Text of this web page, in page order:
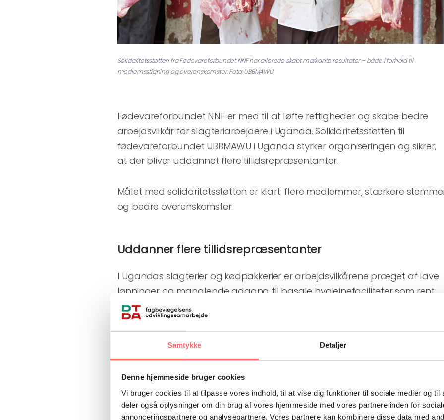
Samtykke Detaljer
Denne hjemmeside bruger cookies
Vi bruger cookies til at tilpasse vores indhold, til at vise dig funktioner til sociale medier og til
deler også oplysninger om din brug af vores hjemmeside med vores partnere inden for
annonceringspartnere og analysepartnere. Vores partnere kan kombinere disse data med
Solidaritetsstøtten fra Fødevareforbundet NNF har allerede skabt markante resultater – både i forhold til
medlemsstigning og overenskomster. Foto: UBBMAWU
Fødevareforbundet NNF er med til at løfte rettigheder og skabe bedre
arbejdsvilkår for slagteriarbejdere i Uganda. Solidaritetsstøtten til
fødevareforbundet UBBMAWU i Uganda styrker organiseringen og sikrer,
at der bliver uddannet flere tillidsrepræsentanter.
Målet med solidaritetsstøtten er klart: flere medlemmer, stærkere
og bedre overenskomster.
Uddanner flere tillidsrepræsentanter
I Ugandas slagterier og kødpakkerier er arbejdsvilkårene præget af lave
lønninger og manglende adgang til basale hygiejnefaciliteter som rent
vand og toiletter. Langt hovedparten af slagteriarbejderne arbejder i den
uformelle økonomi – det vil typisk sige uden kontrakter og sociale
sikkerhedsnet – og kun et fåtal er organiseret i en fagforening.
uddanne flere arbejdere – heraf mange tillidsrepræsentanter – i
arbejdstagerrettigheder, arbejdsmiljø og forhandling. Kurser om
arbejdsmarkedslove giver desuden deltagerne viden og værktøjer til at